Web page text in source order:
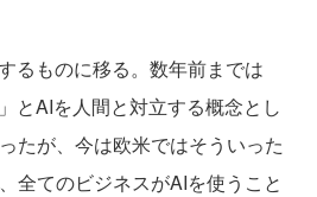
るものに移る。数年前までは
とAIを人間と対立する概念とし
たが、今は欧米ではそういった
全てのビジネスがAIを使うこと